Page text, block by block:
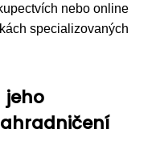
nebo online
specializovaných
jeho